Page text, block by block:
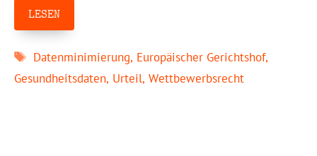
LESEN
Schlagwörter
Datenminimierung, Europäischer Gerichtshof,
Gesundheitsdaten, Urteil, Wettbewerbsrecht